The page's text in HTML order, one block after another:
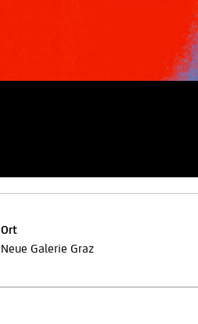
Ort
Neue Galerie Graz